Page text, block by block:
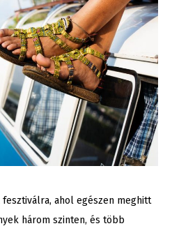
ahol egészen meghitt
három szinten, és több